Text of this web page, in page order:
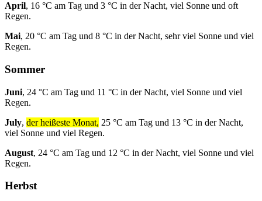
April, 16 °C am Tag und 3 °C in der Nacht, viel Sonne und oft
Regen.
Mai, 20 °C am Tag und 8 °C in der Nacht, sehr viel Sonne und viel
Regen.
Sommer
Juni, 24 °C am Tag und 11 °C in der Nacht, viel Sonne und viel
Regen.
July, der heißeste Monat, 25 °C am Tag und 13 °C in der Nacht,
viel Sonne und viel Regen.
August, 24 °C am Tag und 12 °C in der Nacht, viel Sonne und viel
Regen.
Herbst